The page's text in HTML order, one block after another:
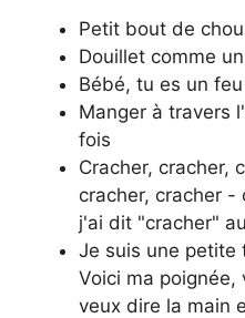
Petit bout de chou
Douillet comme
Bébé, tu es un
Manger à travers
fois
Cracher, cracher,
cracher, cracher -
j'ai dit "cracher"
Je suis une petite
Voici ma poignée,
veux dire la main